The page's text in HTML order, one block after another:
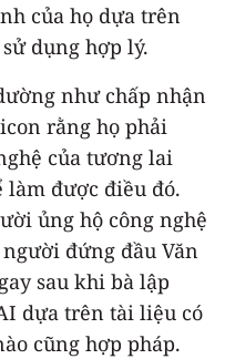
của họ dựa trên
dụng hợp lý.
như chấp nhận
rằng họ phải
của tương lai
làm được điều đó.
ủng hộ công nghệ
đứng đầu Văn
sau khi bà lập
dựa trên tài liệu có
cũng hợp pháp.